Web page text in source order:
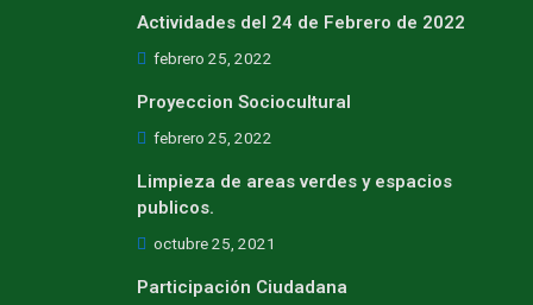
Actividades del 24 de Febrero de 2022
febrero 25, 2022
Proyeccion Sociocultural
febrero 25, 2022
Limpieza de areas verdes y espacios
publicos.
octubre 25, 2021
Participación Ciudadana